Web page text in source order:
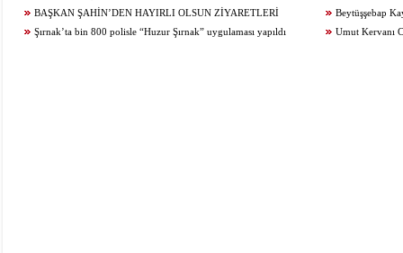
BAŞKAN ŞAHİN’DEN HAYIRLI OLSUN ZİYARETLERİ
Beytüşşebap
yalanlama
Şırnak’ta bin 800 polisle “Huzur Şırnak” uygulaması yapıldı Umut Kervanı